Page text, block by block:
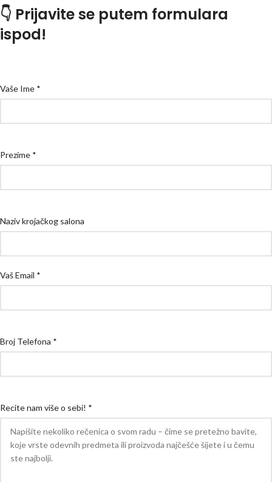
👇 Prijavite se putem formulara
ispod!
Vaše Ime *
Prezime *
Naziv krojačkog salona
Vaš Email *
Broj Telefona *
Recite nam više o sebi! *